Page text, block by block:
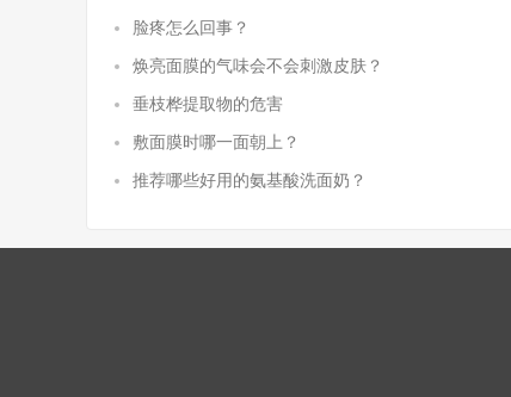
脸疼怎么回事？
焕亮面膜的气味会不会刺激皮肤？
垂枝桦提取物的危害
敷面膜时哪一面朝上？
推荐哪些好用的氨基酸洗面奶？